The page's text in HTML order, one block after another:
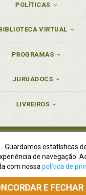
POLÍTICAS
VIRTUAL
PROGRAMAS
JURUÁDOCS
LIVREIROS
Ltda., CNPJ 77.535.508/
Ltda., CNPJ
R. Flávio Dallegrave, 7665,
- Paraná - CEP 82210-310
3900|Vendas Atacado:
- Guardamos estatísticas
de navegação.
com nossa política de
E FECHAR